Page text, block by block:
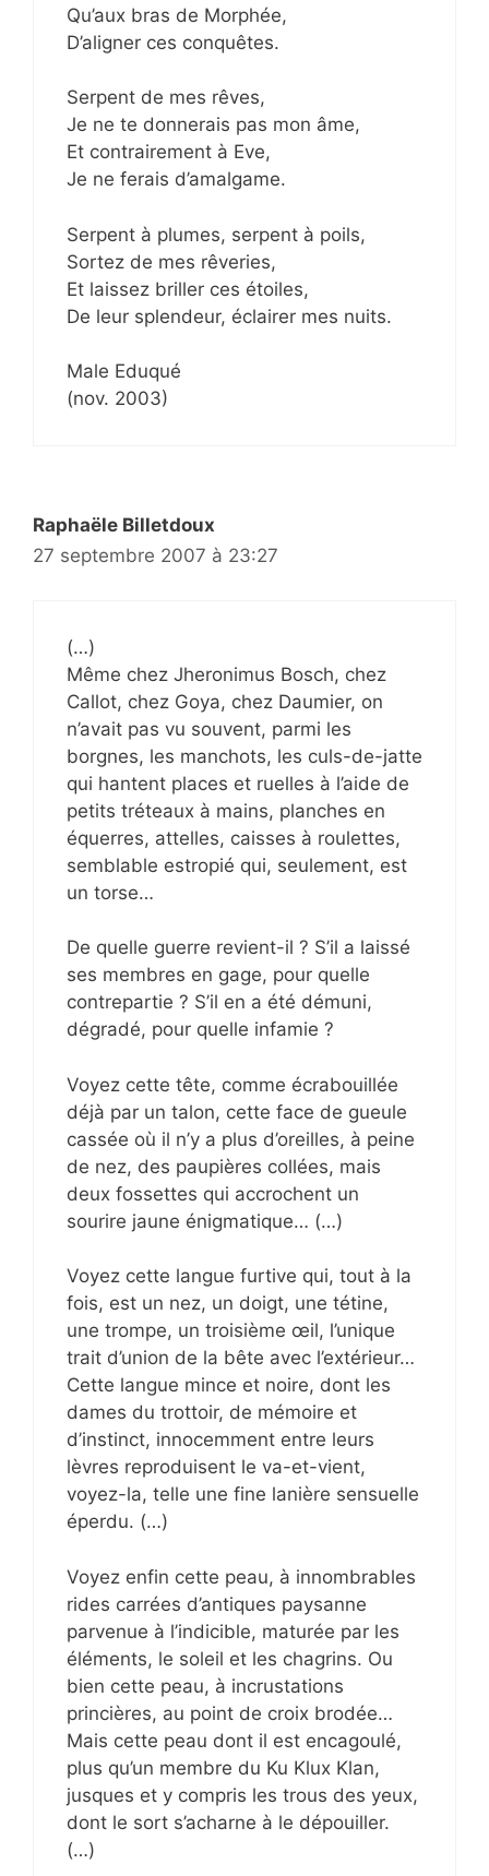
Qu’aux bras de Morphée,
D’aligner ces conquêtes.
Serpent de mes rêves,
Je ne te donnerais pas mon âme,
Et contrairement à Eve,
Je ne ferais d’amalgame.
Serpent à plumes, serpent à poils,
Sortez de mes rêveries,
Et laissez briller ces étoiles,
De leur splendeur, éclairer mes nuits.
Male Eduqué
(nov. 2003)
Raphaële Billetdoux
27 septembre 2007 à 23:27
(…)
Même chez Jheronimus Bosch, chez
Callot, chez Goya, chez Daumier, on
n’avait pas vu souvent, parmi les
borgnes, les manchots, les culs-de-jatte
qui hantent places et ruelles à l’aide de
petits tréteaux à mains, planches en
équerres, attelles, caisses à roulettes,
semblable estropié qui, seulement, est
un torse…
De quelle guerre revient-il ? S’il a laissé
ses membres en gage, pour quelle
contrepartie ? S’il en a été démuni,
dégradé, pour quelle infamie ?
Voyez cette tête, comme écrabouillée
déjà par un talon, cette face de gueule
cassée où il n’y a plus d’oreilles, à peine
de nez, des paupières collées, mais
deux fossettes qui accrochent un
sourire jaune énigmatique… (…)
Voyez cette langue furtive qui, tout à la
fois, est un nez, un doigt, une tétine,
une trompe, un troisième œil, l’unique
trait d’union de la bête avec l’extérieur…
Cette langue mince et noire, dont les
dames du trottoir, de mémoire et
d’instinct, innocemment entre leurs
lèvres reproduisent le va-et-vient,
voyez-la, telle une fine lanière sensuelle
éperdu. (…)
Voyez enfin cette peau, à innombrables
rides carrées d’antiques paysanne
parvenue à l’indicible, maturée par les
éléments, le soleil et les chagrins. Ou
bien cette peau, à incrustations
princières, au point de croix brodée…
Mais cette peau dont il est encagoulé,
plus qu’un membre du Ku Klux Klan,
jusques et y compris les trous des yeux,
dont le sort s’acharne à le dépouiller.
(…)